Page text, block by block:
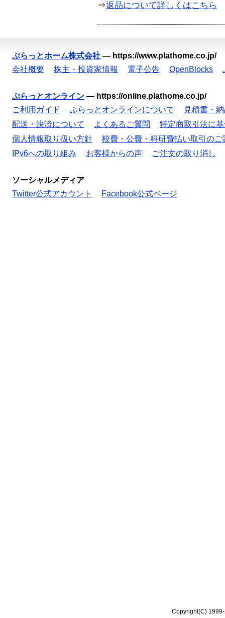
⇒返品について詳しくはこちら
ぷらっとホーム株式会社 — https://www.plathome.co.jp/
会社概要
株主・投資家情報 電子公告 OpenBlocks
ぷらっとオンライン — https://online.plathome.co.jp/
ご利用ガイド
ぷらっとオンラインについて
見積書・
配送・決済について
よくあるご質問
特定商取引法に
個人情報取り扱い方針
校費・公費・科研費払い取引のご
IPv6への取り組み
お客様からの声 ご注文の取り消し
ソーシャルメディア
Twitter公式アカウント
Facebook公式ページ
Copyright(C)